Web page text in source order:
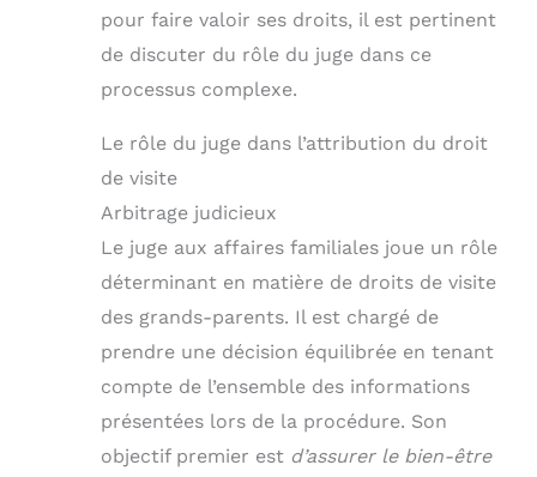
pour faire valoir ses droits, il est pertinent
de discuter du rôle du juge dans ce
processus complexe.
Le rôle du juge dans l’attribution du droit
de visite
Arbitrage judicieux
Le juge aux affaires familiales joue un rôle
déterminant en matière de droits de visite
des grands-parents. Il est chargé de
prendre une décision équilibrée en tenant
compte de l’ensemble des informations
présentées lors de la procédure. Son
objectif premier est d’assurer le bien-être